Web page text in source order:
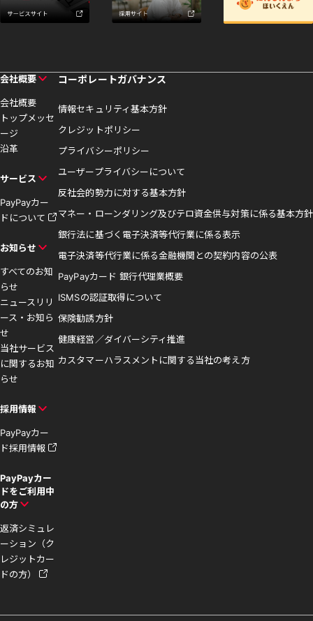
会社概要
会社概要
トップメッセ
ージ
沿革
サービス
PayPayカー
ドについて
お知らせ
すべてのお知
らせ
ニュースリリ
ース・お知ら
せ
当社サービス
に関するお知
らせ
採用情報
PayPayカー
ド採用情報
PayPayカー
ドをご利用中
の方
返済シミュレ
ーション（ク
レジットカー
ドの方）
コーポレートガバナンス
情報セキュリティ基本方針
クレジットポリシー
プライバシーポリシー
ユーザープライバシーについて
反社会的勢力に対する基本方針
マネー・ローンダリング及びテロ資金供与対策に係る基本方針
銀行法に基づく電子決済等代行業に係る表示
電子決済等代行業に係る金融機関との契約内容の公表
PayPayカード 銀行代理業概要
ISMSの認証取得について
保険勧誘方針
健康経営／ダイバーシティ推進
カスタマーハラスメントに関する当社の考え方